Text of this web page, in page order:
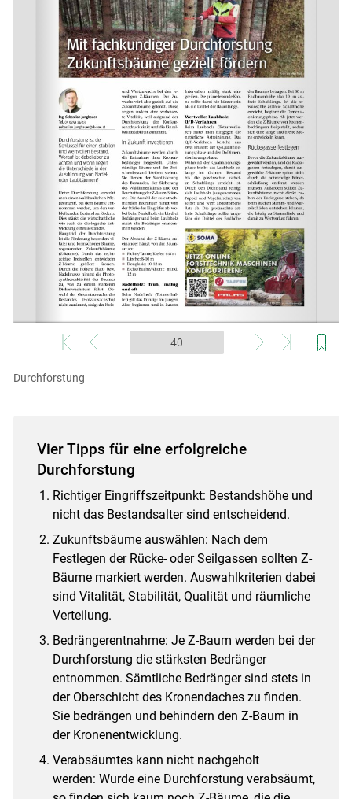
Skip to main content
Durchforstung
Vier Tipps für eine erfolgreiche
Durchforstung
Richtiger Eingriffszeitpunkt: Bestandshöhe und
nicht das Bestandsalter sind entscheidend.
Zukunftsbäume auswählen: Nach dem
Festlegen der Rücke- oder Seilgassen sollten Z-
Bäume markiert werden. Auswahlkriterien dabei
sind Vitalität, Stabilität, Qualität und räumliche
Verteilung.
Bedrängerentnahme: Je Z-Baum werden bei der
Durchforstung die stärksten Bedränger
entnommen. Sämtliche Bedränger sind stets in
der Oberschicht des Kronendaches zu finden.
Sie bedrängen und behindern den Z-Baum in
der Kronenentwicklung.
Verabsäumtes kann nicht nachgeholt
werden: Wurde eine Durchforstung verabsäumt,